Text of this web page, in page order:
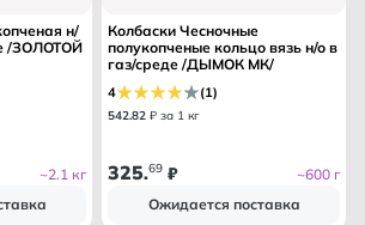
н/
/ЗОЛОТОЙ
~2.1 кг
Колбаски Чесночные
полукопченые кольцо вязь н/о в
газ/среде /ДЫМОК МК/
4 (1)
542.82 ₽ за 1 кг
325.69 ₽
~600 г
Ожидается поставка